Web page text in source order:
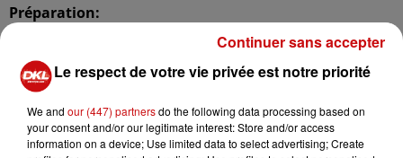
Préparation:
1. Étaler la pâte sablée dans un moule à tarte et piquer
le fond avec une fourchette. La faire cuire à blanc (avec
des poids de cuisson) pendant 15 à 20 minutes à 170°C
pour qu'elle soit bien dorée. Laisser complètement
refroidir.
2. Pendant ce temps,réaliser la crème pâtissière: faire
Le respect de votre vie privée est notre priorité
We and our (447) partnersdo the following data processing based on
your consent and/or our legitimate interest: Store and/or access
information on a device; Use limited data to select advertising; Create
Continuer sans accepter